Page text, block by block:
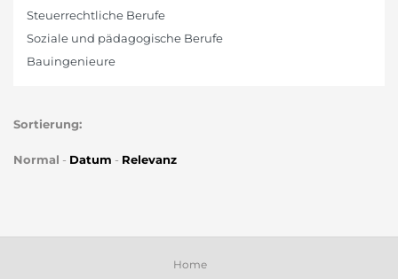
Steuerrechtliche Berufe
Soziale und pädagogische Berufe
Bauingenieure
Sortierung:
Normal - Datum - Relevanz
Home